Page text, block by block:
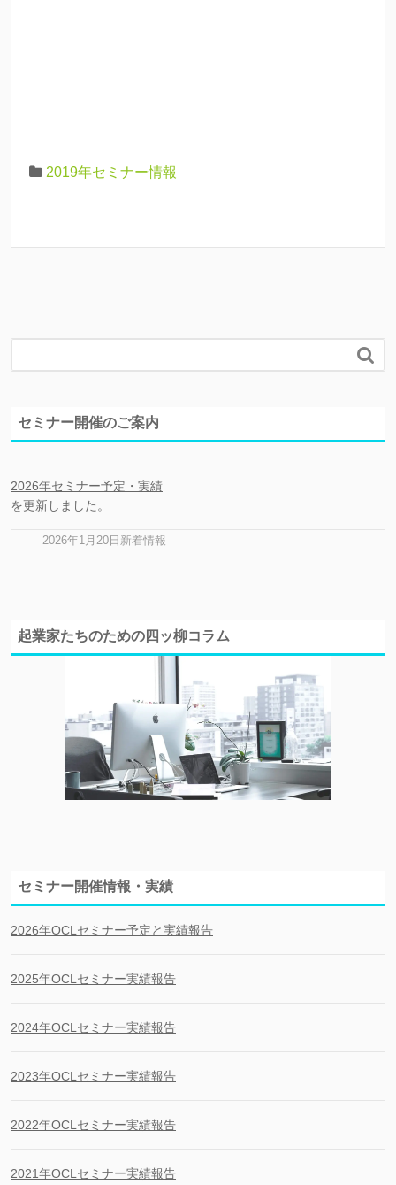
2019年セミナー情報

セミナー開催のご案内
2026年セミナー予定・実績
を更新しました。
2026年1月20日新着情報
起業家たちのための四ッ柳コラム
セミナー開催情報・実績
2026年OCLセミナー予定と実績報告
2025年OCLセミナー実績報告
2024年OCLセミナー実績報告
2023年OCLセミナー実績報告
2022年OCLセミナー実績報告
2021年OCLセミナー実績報告